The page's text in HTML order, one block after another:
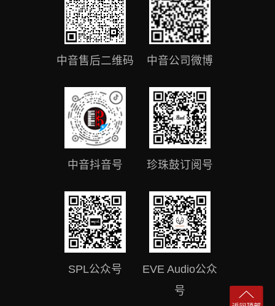
中音售后二维码 中音公司微博
中音抖音号 珍珠鼓订阅号
SPL公众号
EVE Audio公众
号